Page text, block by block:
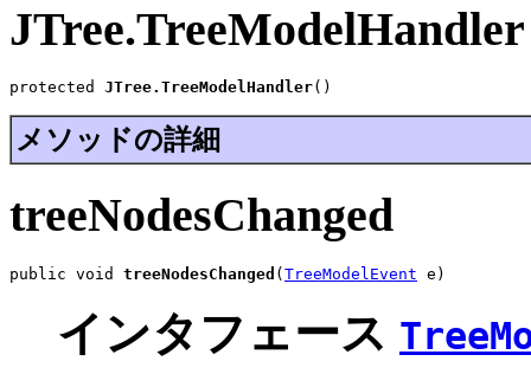
JTree.TreeModelHandler
protected JTree.TreeModelHandler()
メソッドの詳細
treeNodesChanged
public void treeNodesChanged (TreeModelEvent e)
インタフェース